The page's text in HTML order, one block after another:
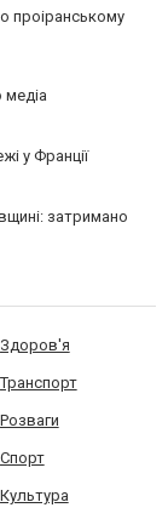
проіранському
медіа
у Франції
затримано
Здоров'я
Транспорт
Розваги
Спорт
Культура